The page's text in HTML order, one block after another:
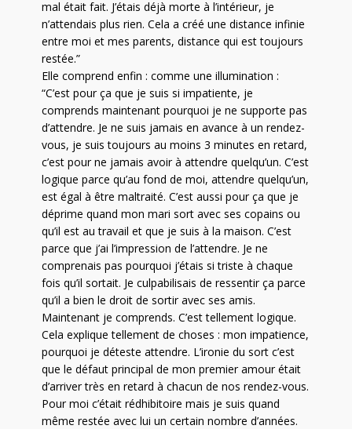
mal était fait. J’étais déjà morte à l’intérieur, je
n’attendais plus rien. Cela a créé une distance infinie
entre moi et mes parents, distance qui est toujours
restée.”
Elle comprend enfin : comme une illumination :
“C’est pour ça que je suis si impatiente, je
comprends maintenant pourquoi je ne supporte pas
d’attendre. Je ne suis jamais en avance à un rendez-
vous, je suis toujours au moins 3 minutes en retard,
c’est pour ne jamais avoir à attendre quelqu’un. C’est
logique parce qu’au fond de moi, attendre quelqu’un,
est égal à être maltraité. C’est aussi pour ça que je
déprime quand mon mari sort avec ses copains ou
qu’il est au travail et que je suis à la maison. C’est
parce que j’ai l’impression de l’attendre. Je ne
comprenais pas pourquoi j’étais si triste à chaque
fois qu’il sortait. Je culpabilisais de ressentir ça parce
qu’il a bien le droit de sortir avec ses amis.
Maintenant je comprends. C’est tellement logique.
Cela explique tellement de choses : mon impatience,
pourquoi je déteste attendre. L’ironie du sort c’est
que le défaut principal de mon premier amour était
d’arriver très en retard à chacun de nos rendez-vous.
Pour moi c’était rédhibitoire mais je suis quand
même restée avec lui un certain nombre d’années.